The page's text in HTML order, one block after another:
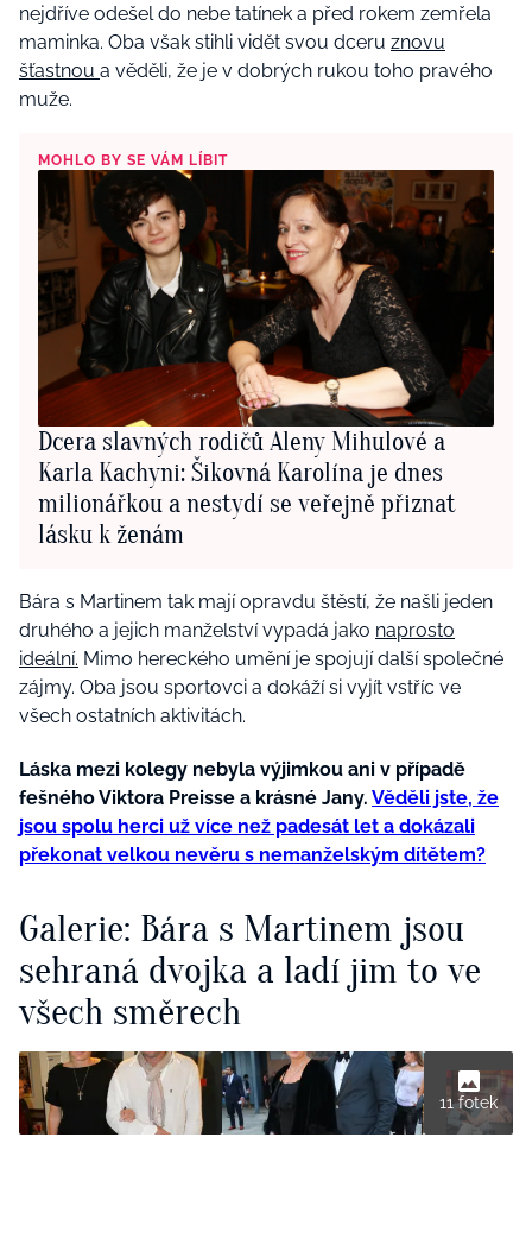
nejdříve odešel do nebe tatínek a před rokem zemřela
maminka. Oba však stihli vidět svou dceru znovu
šťastnou a věděli, že je v dobrých rukou toho pravého
muže.
MOHLO BY SE VÁM LÍBIT
Dcera slavných rodičů Aleny Mihulové a
Karla Kachyni: Šikovná Karolína je dnes
milionářkou a nestydí se veřejně přiznat
lásku k ženám
Bára s Martinem tak mají opravdu štěstí, že našli jeden
druhého a jejich manželství vypadá jako naprosto
ideální. Mimo hereckého umění je spojují další společné
zájmy. Oba jsou sportovci a dokáží si vyjít vstříc ve
všech ostatních aktivitách.
Láska mezi kolegy nebyla výjimkou ani v případě
fešného Viktora Preisse a krásné Jany. Věděli jste, že
jsou spolu herci už více než padesát let a dokázali
překonat velkou nevěru s nemanželským dítětem?
Galerie: Bára s Martinem jsou
sehraná dvojka a ladí jim to ve
všech směrech
11 fotek